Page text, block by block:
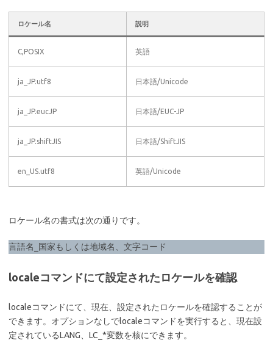
ロケール名 説明
C,POSIX 英語
ja_JP.utf8 日本語/Unicode
ja_JP.eucJP 日本語/EUC-JP
ja_JP.shiftJIS 日本語/ShiftJIS
en_US.utf8 英語/Unicode
ロケール名の書式は次の通りです。
言語名_国家もしくは地域名、文字コード
localeコマンドにて設定されたロケールを確認
localeコマンドにて、現在、設定されたロケールを確認することが
できます。オプションなしでlocaleコマンドを実行すると、現在設
定されているLANG、LC_*変数を核にできます。